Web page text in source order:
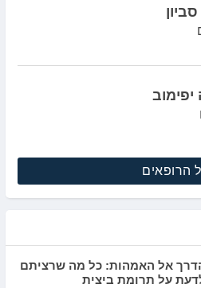
יפימוב
הרופאים
אל האמהות: כל מה שרציתם
על תרומת ביצית